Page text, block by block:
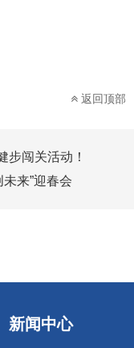
返回顶部
步闯关活动！
来”迎春会
新闻中心